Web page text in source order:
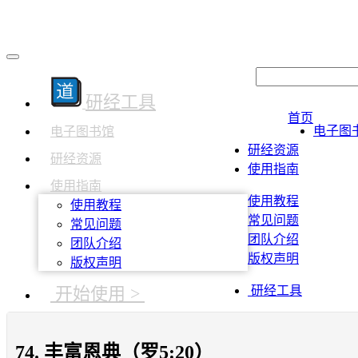
研经工具
电子图书馆
研经资源
使用指南
使用教程
常见问题
团队介绍
版权声明
开始使用 >
首页
电子图
研经资源
使用指南
使用教程
常见问题
团队介绍
版权声明
研经工具
74. 丰富恩典（罗5:20）